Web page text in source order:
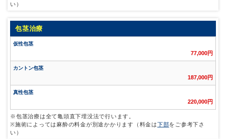
い）
包茎治療
仮性包茎
77,000円
カントン包茎
187,000円
真性包茎
220,000円
※包茎治療は全て亀頭直下埋没法で行います。
※施術によっては麻酔の料金が別途かかります（料金は下部をご参考下さ
い）